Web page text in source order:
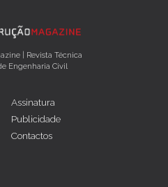
| Revista Técnica
Engenharia Civil
Assinatura
Publicidade
Contactos